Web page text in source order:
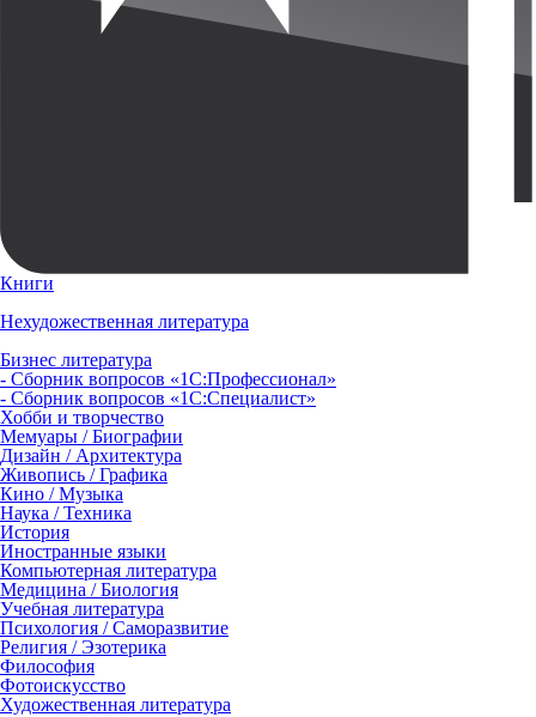
Книги
Нехудожественная литература
Бизнес литература
- Сборник вопросов «1С:Профессионал»
- Сборник вопросов «1С:Специалист»
Хобби и творчество
Мемуары / Биографии
Дизайн / Архитектура
Живопись / Графика
Кино / Музыка
Наука / Техника
История
Иностранные языки
Компьютерная литература
Медицина / Биология
Учебная литература
Психология / Саморазвитие
Религия / Эзотерика
Философия
Фотоискусство
Художественная литература